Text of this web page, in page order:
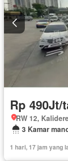
Rp 490Jt/
3 Kamar
1 hari, 17 jam yang